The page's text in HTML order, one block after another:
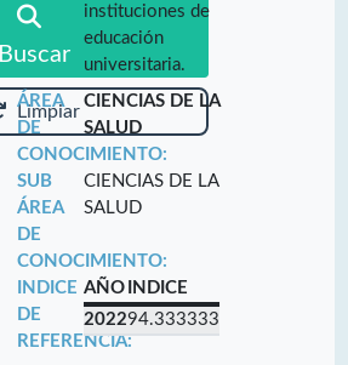
Buscar
Limpiar
instituciones de
educación
universitaria.
ÁREA
DE
CONOCIMIENTO:
CIENCIAS DE LA
SALUD
SUB
ÁREA
DE
CONOCIMIENTO:
CIENCIAS DE LA
SALUD
INDICE
DE
REFERENCIA:
AÑO INDICE
202294.333333